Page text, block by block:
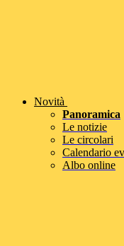
Novità
Panoramica
Le notizie
Le circolari
Calendario
Albo online